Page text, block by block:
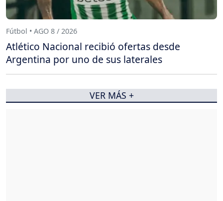
Fútbol • AGO 8 / 2026
Atlético Nacional recibió ofertas desde
Argentina por uno de sus laterales
VER MÁS +